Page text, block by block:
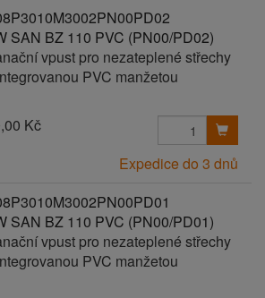
SAN BZ 110 PVC (PN00/PD02)
vpust pro nezateplené střechy
PVC manžetou
Kč
Expedice do 3 dnů
SAN BZ 110 PVC (PN00/PD01)
vpust pro nezateplené střechy
PVC manžetou